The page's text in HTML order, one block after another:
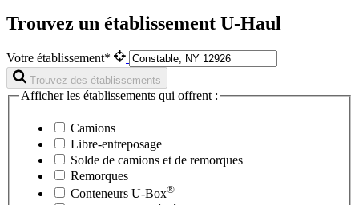
Trouvez un établissement U-Haul
Votre établissement*
Trouvez des établissements
Afficher les établissements qui offrent :
Camions
Libre-entreposage
Solde de camions et de remorques
Remorques
Conteneurs U-Box®